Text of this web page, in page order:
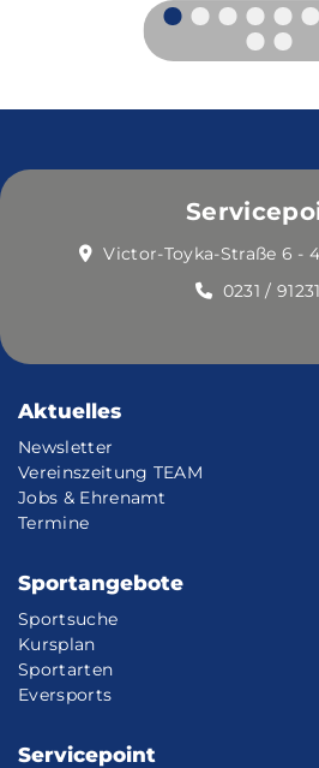
Victor-Toyka-Straße 6 -
0231 /
Aktuelles
Newsletter
Vereinszeitung TEAM
Jobs & Ehrenamt
Termine
Sportangebote
Sportsuche
Kursplan
Sportarten
Eversports
Servicepoint